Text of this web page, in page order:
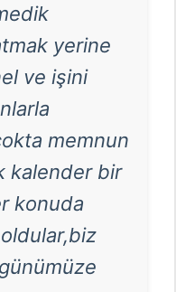
yerine
ve işini
memnun
kalender bir
konuda
oldular,biz